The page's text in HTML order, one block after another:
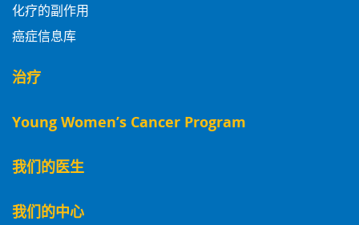
化疗的副作用
癌症信息库
治疗
Young Women’s Cancer Program
我们的医生
我们的中心